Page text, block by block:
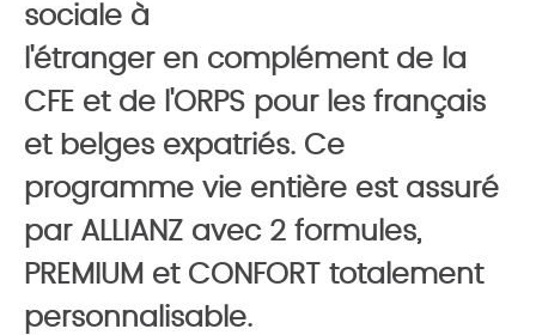
sociale à
l'étranger en complément de la
CFE et de l'ORPS pour les français
et belges expatriés. Ce
programme vie entière est assuré
par ALLIANZ avec 2 formules,
PREMIUM et CONFORT totalement
personnalisable.